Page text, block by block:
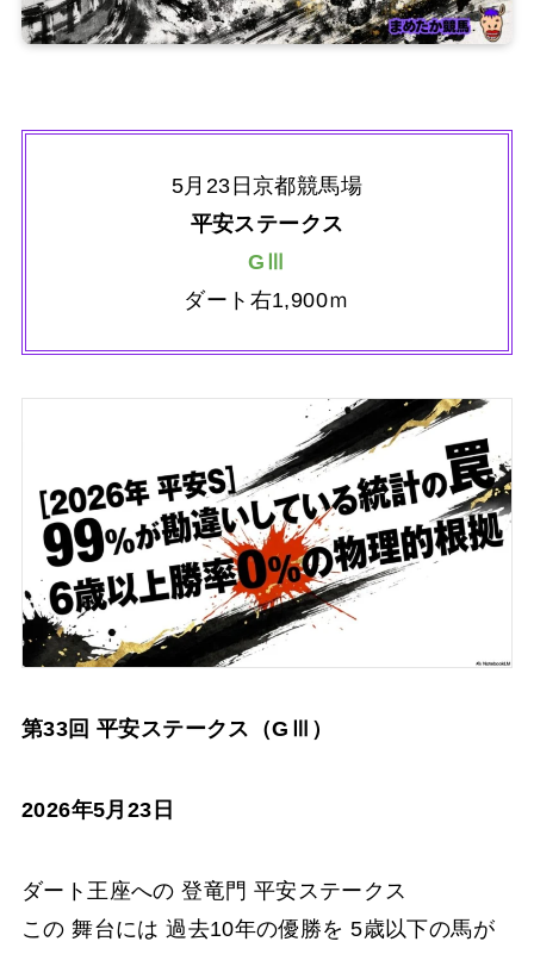
5月23日京都競馬場
平安ステークス
GⅢ
ダート右1,900ｍ
第33回 平安ステークス（GⅢ）
2026年5月23日
ダート王座への 登竜門 平安ステークス
この 舞台には 過去10年の優勝を 5歳以下の馬が